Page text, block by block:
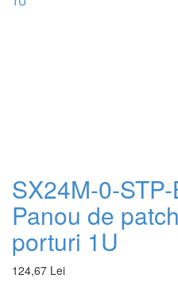
SX24M-0-
Panou de
porturi 1U
124,67 Lei